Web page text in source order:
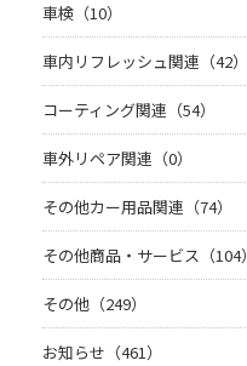
車検（10）
車内リフレッシュ関連（42）
コーティング関連（54）
車外リペア関連（0）
その他カー用品関連（74）
その他商品・サービス（104）
その他（249）
お知らせ（461）